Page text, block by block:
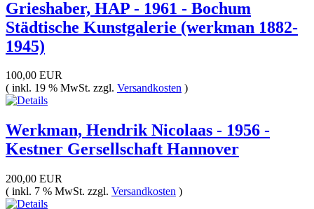
Grieshaber, HAP - 1961 - Bochum
Städtische Kunstgalerie (werkman 1882-
1945)
100,00 EUR
( inkl. 19 % MwSt. zzgl. Versandkosten )
Werkman, Hendrik Nicolaas - 1956 -
Kestner Gersellschaft Hannover
200,00 EUR
( inkl. 7 % MwSt. zzgl. Versandkosten )